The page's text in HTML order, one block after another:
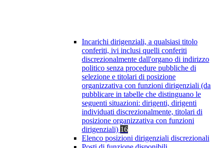
Incarichi dirigenziali, a qualsiasi titolo
conferiti, ivi inclusi quelli conferiti
discrezionalmente dall'organo di indirizzo
politico senza procedure pubbliche di
selezione e titolari di posizione
organizzativa con funzioni dirigenziali (da
pubblicare in tabelle che distinguano le
seguenti situazioni: dirigenti, dirigenti
individuati discrezionalmente, titolari di
posizione organizzativa con funzioni
dirigenziali) 16
Elenco posizioni dirigenziali discrezionali